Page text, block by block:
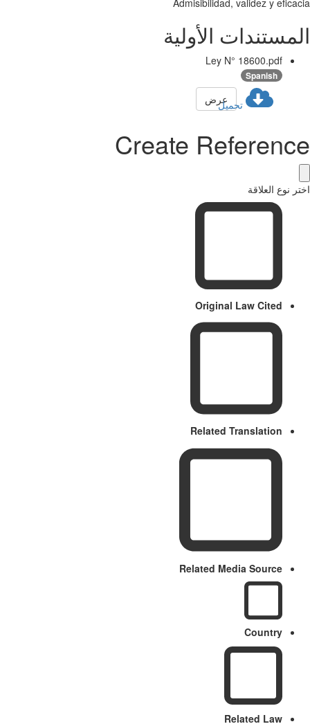
الأولية
Ley N° 18600.pdf
Spanish
تحميلعرض
Create
نوع العلاقة
Original Law Cited
Related Translation
Related Media Source
Country
Related Law